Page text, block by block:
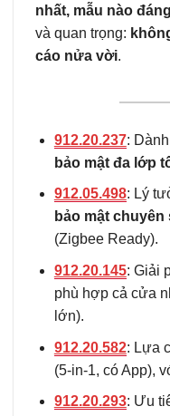
nhất, mẫu nào
và quan trọng:
cáo nửa vời.
912.20.237:
bảo mật đa lớp
912.05.498: Lý
bảo mật chuyên
(Zigbee Ready).
912.20.145: Giải
phù hợp cả cửa
lớn).
912.20.582: Lựa
(5-in-1, có App),
912.20.293: Ưu